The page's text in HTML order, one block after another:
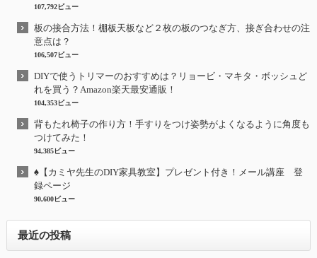
107,792ビュー
板の接合方法！棚板天板など２枚の板のつなぎ方、接ぎ合わせの注
意点は？
106,507ビュー
DIYで使うトリマーのおすすめは？リョービ・マキタ・ボッシュど
れを買う？Amazon楽天最安通販！
104,353ビュー
背もたれ椅子の作り方！手すりをつけ姿勢がよくなるように角度も
つけてみた！
94,385ビュー
♠【カミヤ先生のDIY家具教室】プレゼント付き！メール講座 登
録ページ
90,600ビュー
最近の投稿